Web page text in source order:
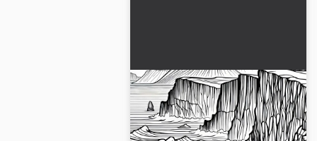
Fırtınalı deniz kayalıklara
çarpıyor – Ücretsiz
boyama resmi
Bu boyama resmi ile doğanın